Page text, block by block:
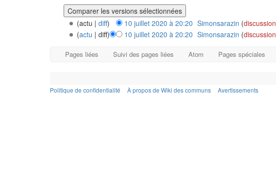
(actu | diff) 10 juillet 2020 à 20:20 Simonsarazin (discussion
(actu | diff) 10 juillet 2020 à 20:20 Simonsarazin (discussion
Pages liées Suivi des pages liées Atom Pages spéciales
Politique de confidentialité À propos de Wiki des communs Avertissements